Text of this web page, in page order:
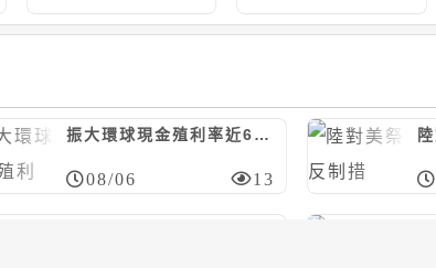
振大環球現金殖利率近6%；今年營運看正向
08/06 13